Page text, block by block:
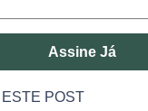
Assine Já
POST